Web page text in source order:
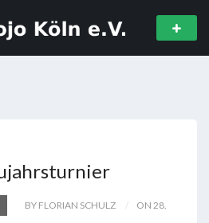
BY FLORIAN SCHULZ
ON 28.